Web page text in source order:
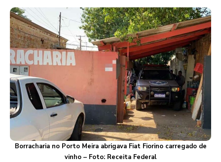
Borracharia no Porto Meira abrigava Fiat Fiorino carregado de
vinho – Foto: Receita Federal